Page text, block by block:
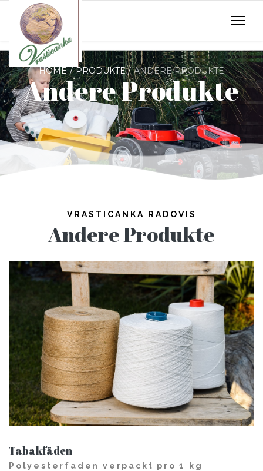
HOME PRODUKTE ANDERE PRODUKTE
Andere Produkte
VRASTICANKA RADOVIS
Andere Produkte
Tabakfäden
Polyesterfaden verpackt pro 1 kg